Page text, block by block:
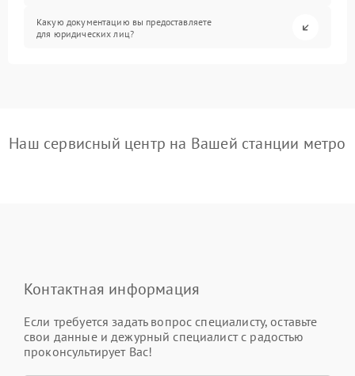
Какую документацию вы предоставляете
для юридических лиц?
Наш сервисный центр на Вашей станции метро
Контактная информация
Если требуется задать вопрос специалисту, оставьте
свои данные и дежурный специалист с радостью
проконсультирует Вас!